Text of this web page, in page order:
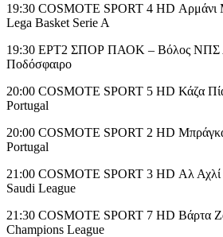
19:30 COSMOTE SPORT 4 HD Αρμάνι
Lega Basket Serie A
19:30 ΕΡΤ2 ΣΠΟΡ ΠΑΟΚ – Βόλος ΝΠΣ
Ποδόσφαιρο
20:00 COSMOTE SPORT 5 HD Κάζα
Portugal
20:00 COSMOTE SPORT 2 HD
Portugal
21:00 COSMOTE SPORT 3 HD Αλ
Saudi League
21:30 COSMOTE SPORT 7 HD Βάρτα
Champions League